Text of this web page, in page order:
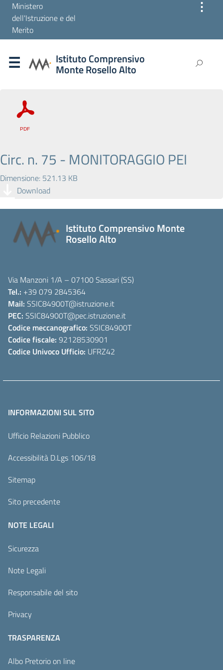
Ministero
dell'Istruzione e del
Merito
⋮
Istituto Comprensivo
Monte Rosello Alto
Circ. n. 75 - MONITORAGGIO PEI
Dimensione: 521.13 KB
Download
Istituto Comprensivo Monte
Rosello Alto
Via Manzoni 1/A – 07100 Sassari (SS)
Tel.: +39 079 2845364
Mail: SSIC84900T@istruzione.it
PEC: SSIC84900T@pec.istruzione.it
Codice meccanografico: SSIC84900T
Codice fiscale: 92128530901
Codice Univoco Ufficio: UFRZ42
INFORMAZIONI SUL SITO
Ufficio Relazioni Pubblico
Accessibilità D.Lgs 106/18
Sitemap
Sito precedente
NOTE LEGALI
Sicurezza
Note Legali
Responsabile del sito
Privacy
TRASPARENZA
Albo Pretorio on line